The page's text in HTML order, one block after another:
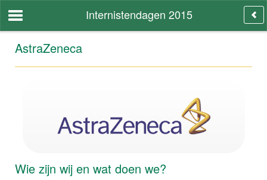
Internistendagen 2015
AstraZeneca
Wie zijn wij en wat doen we?